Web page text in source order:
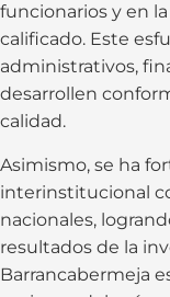
funcionarios y en
calificado. Este
administrativos,
desarrollen
calidad.
Asimismo, se ha
interinstitucional
nacionales,
resultados de la
Barrancabermeja